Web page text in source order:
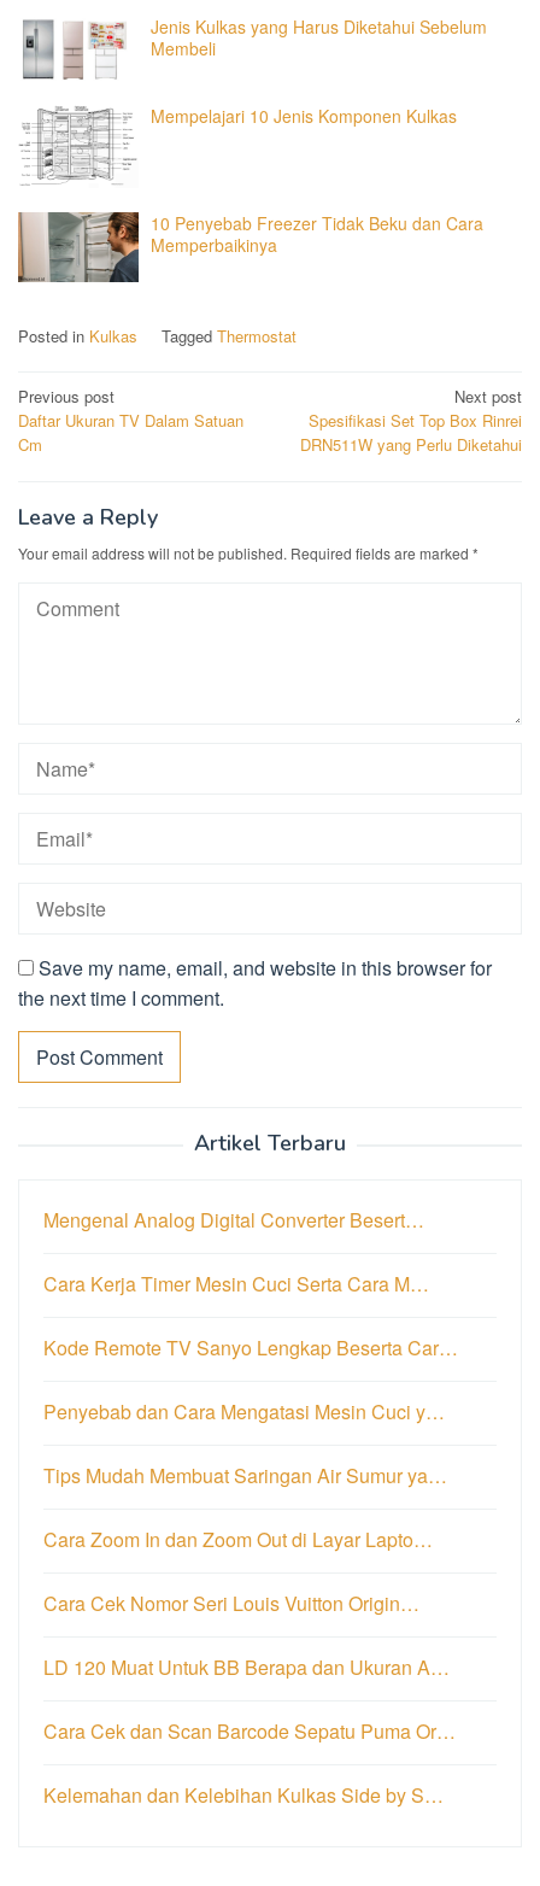
Jenis Kulkas yang Harus Diketahui Sebelum
Membeli
Mempelajari 10 Jenis Komponen Kulkas
10 Penyebab Freezer Tidak Beku dan Cara
Memperbaikinya
Posted in Kulkas Tagged Thermostat
Post
navigation
Previous post
Daftar Ukuran TV Dalam Satuan
Cm
Next post
Spesifikasi Set Top Box Rinrei
DRN511W yang Perlu Diketahui
Leave a Reply
Your email address will not be published. Required fields are marked *
Save my name, email, and website in this browser for
the next time I comment.
Artikel Terbaru
Mengenal Analog Digital Converter Besert…
Cara Kerja Timer Mesin Cuci Serta Cara M…
Kode Remote TV Sanyo Lengkap Beserta Car…
Penyebab dan Cara Mengatasi Mesin Cuci y…
Tips Mudah Membuat Saringan Air Sumur ya…
Cara Zoom In dan Zoom Out di Layar Lapto…
Cara Cek Nomor Seri Louis Vuitton Origin…
LD 120 Muat Untuk BB Berapa dan Ukuran A…
Cara Cek dan Scan Barcode Sepatu Puma Or…
Kelemahan dan Kelebihan Kulkas Side by S…